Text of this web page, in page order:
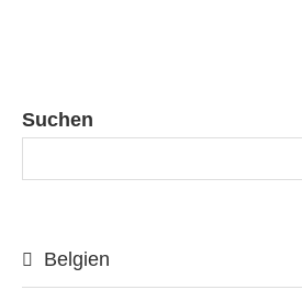
Suchen
Belgien